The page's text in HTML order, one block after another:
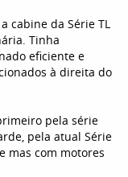
cabine da Série TL
Tinha
eficiente e
à direita do
pela série
pela atual Série
mas com motores